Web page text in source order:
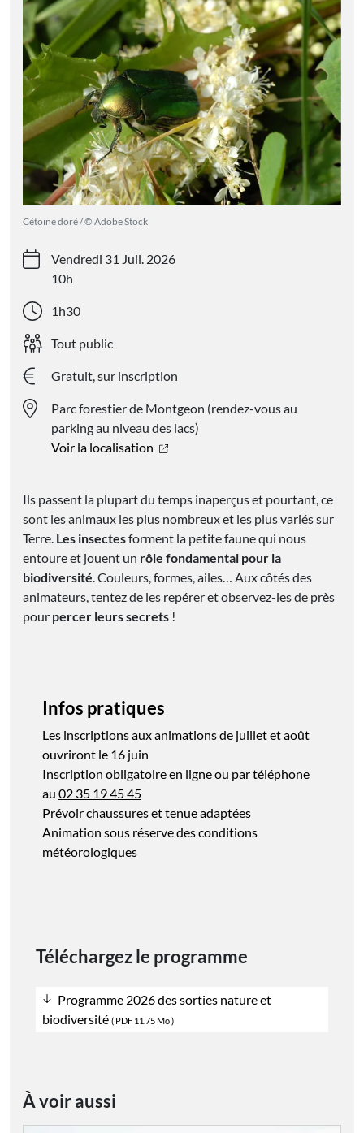
Cétoine doré / © Adobe Stock
Vendredi 31 Juil. 2026
10h
1h30
Tout public
Gratuit, sur inscription
Parc forestier de Montgeon (rendez-vous au
parking au niveau des lacs)
Voir la localisation
Ils passent la plupart du temps inaperçus et pourtant, ce
sont les animaux les plus nombreux et les plus variés sur
Terre. Les insectesforment la petite faune qui nous
entoure et jouent un rôle fondamental pour la
biodiversité . Couleurs, formes, ailes… Aux côtés des
animateurs, tentez de les repérer et observez-les de près
pour percer leurs secrets !
Infos pratiques
Les inscriptions aux animations de juillet et août
ouvriront le 16 juin
Inscription obligatoire en ligne ou par téléphone
au 02 35 19 45 45
Prévoir chaussures et tenue adaptées
Animation sous réserve des conditions
météorologiques
Téléchargez le programme
Programme 2026 des sorties nature et
biodiversité ( PDF 11.75 Mo )
À voir aussi